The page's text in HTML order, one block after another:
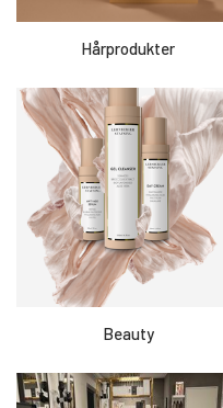
Hårprodukter
Beauty